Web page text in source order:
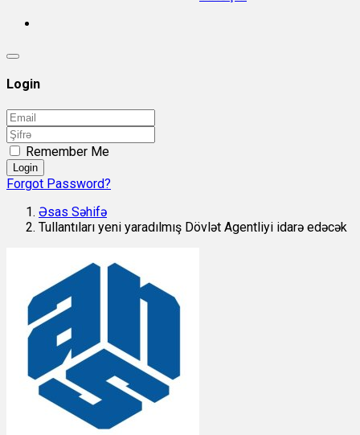
Login
Remember Me
Login
Forgot Password?
Əsas Səhifə
Tullantıları yeni yaradılmış Dövlət Agentliyi idarə edəcək